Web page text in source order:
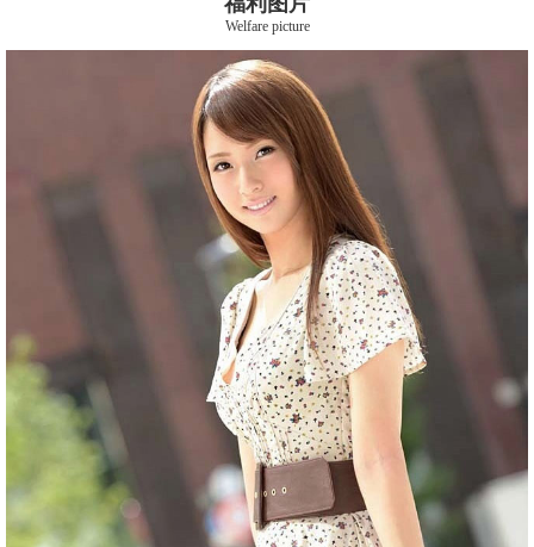
Welfare picture